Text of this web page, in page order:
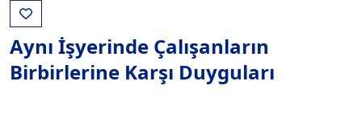
Aynı İşyerinde Çalışanların
Birbirlerine Karşı Duyguları